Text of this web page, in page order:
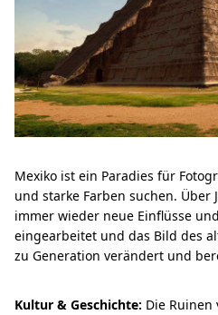
Mexiko ist ein Paradies für
und starke Farben suchen. Über
immer wieder neue Einflüsse
eingearbeitet und das Bild des
zu Generation verändert und
Kultur & Geschichte: Die Ruinen